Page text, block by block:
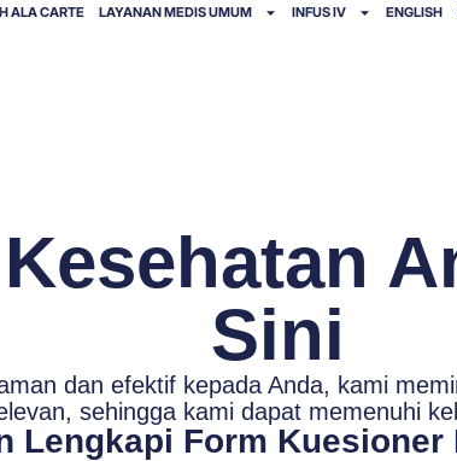
ALA CARTE LAYANAN MEDIS UMUM INFUS IV ENGLISH
Sini
dan efektif kepada Anda, kami
sehingga kami dapat memenuhi
Lengkapi Form Kuesioner